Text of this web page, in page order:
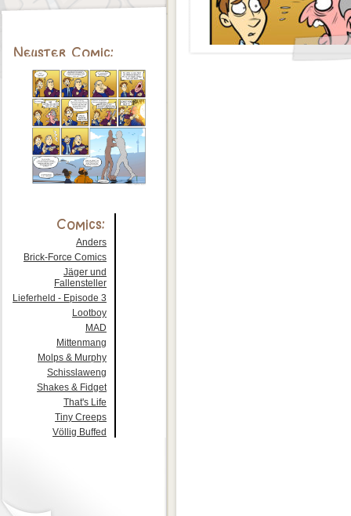
Anders
Brick-Force Comics
Jäger und
Fallensteller
Lieferheld - Episode 3
Lootboy
MAD
Mittenmang
Molps & Murphy
Schisslaweng
Shakes & Fidget
That's Life
Tiny Creeps
Völlig Buffed